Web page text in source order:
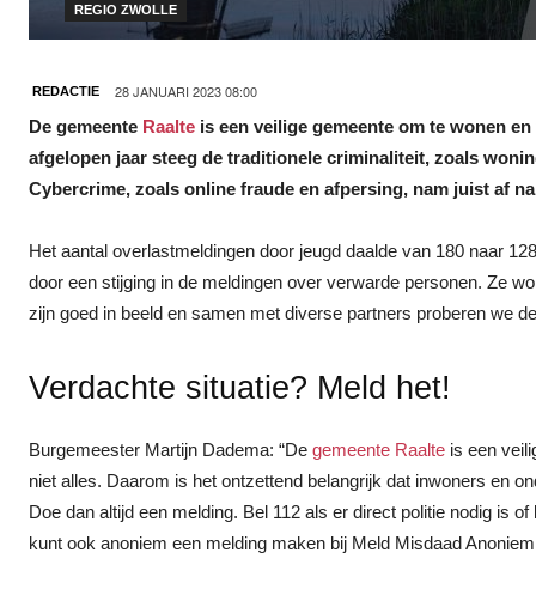
REGIO ZWOLLE
REDACTIE 28 JANUARI 2023 08:00
De gemeente Raalte is een veilige gemeente om te wonen
afgelopen jaar steeg de traditionele criminaliteit, zoals
Cybercrime, zoals online fraude en afpersing, nam juist af
Het aantal overlastmeldingen door jeugd daalde van 180 naar
door een stijging in de meldingen over verwarde personen. Ze
zijn goed in beeld en samen met diverse partners proberen we
Verdachte situatie? Meld het!
Burgemeester Martijn Dadema: “De gemeente Raalte is een
niet alles. Daarom is het ontzettend belangrijk dat inwoners en
Doe dan altijd een melding. Bel 112 als er direct politie nodig is
kunt ook anoniem een melding maken bij Meld Misdaad